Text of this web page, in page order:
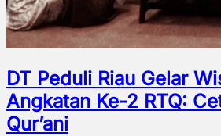
DT Peduli Riau Gelar
Angkatan Ke-2 RTQ:
Qur’ani